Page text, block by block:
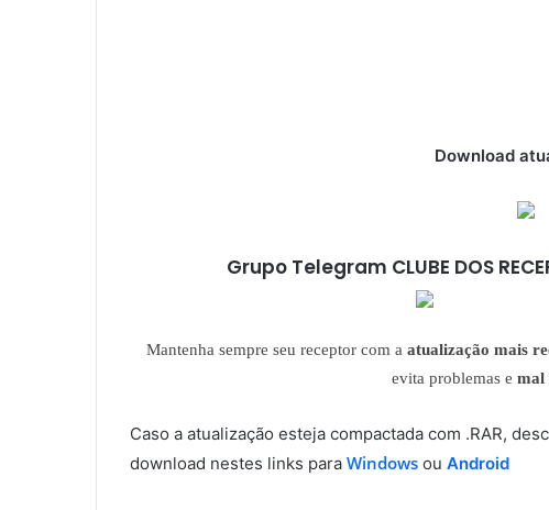
Download
Grupo Telegram CLUBE DOS
Mantenha sempre seu receptor com a atualização mais
evita problemas e mal
Caso a atualização esteja compactada com .RAR,
download nestes links para Windows ou Android